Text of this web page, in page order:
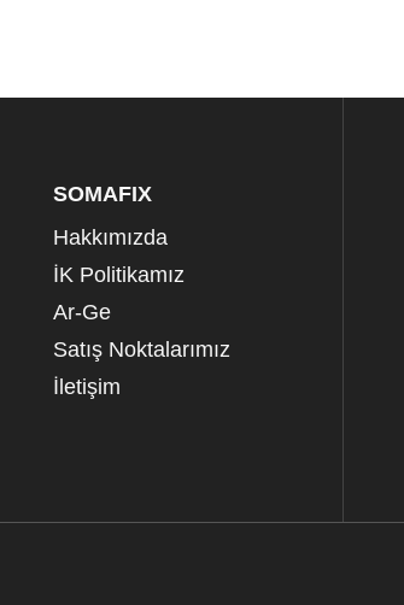
SOMAFIX
Hakkımızda
İK Politikamız
Ar-Ge
Satış Noktalarımız
İletişim